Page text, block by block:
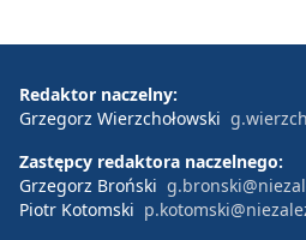
Redaktor naczelny:
Grzegorz Wierzchołowski
Zastępcy redaktora naczelnego:
Grzegorz Broński
Piotr Kotomski